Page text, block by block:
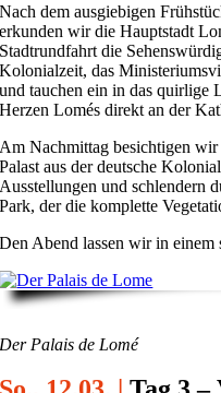
Nach dem ausgiebigen
erkunden wir die Hauptstadt
Stadtrundfahrt die
Kolonialzeit, das
und tauchen ein in das quirlige
Herzen Lomés direkt an der
Am Nachmittag besichtigen
Palast aus der deutsche
Ausstellungen und schlendern
Park, der die komplette
Den Abend lassen wir in einem
Der Palais de Lomé